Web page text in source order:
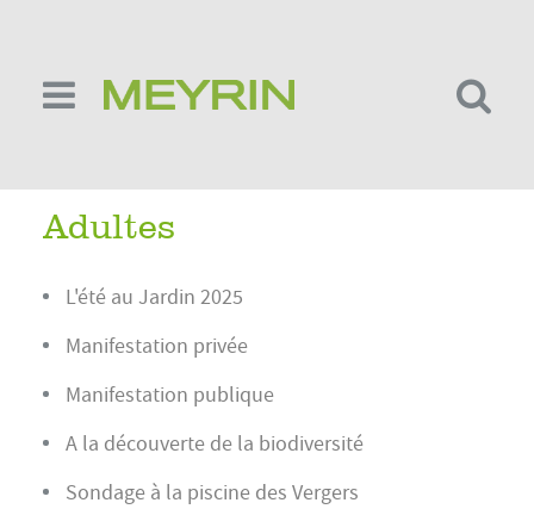
contenu
principal
Adultes
L'été au Jardin 2025
Manifestation privée
Manifestation publique
A la découverte de la biodiversité
Sondage à la piscine des Vergers